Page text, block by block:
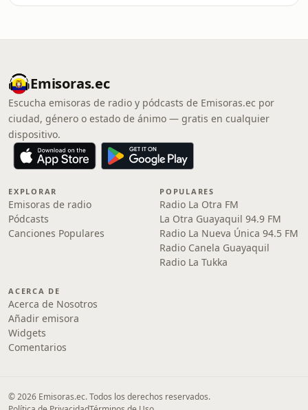
Emisoras.ec
Escucha emisoras de radio y pódcasts de Emisoras.ec por
ciudad, género o estado de ánimo — gratis en cualquier
dispositivo.
EXPLORAR
Emisoras de radio
Pódcasts
Canciones Populares
POPULARES
Radio La Otra FM
La Otra Guayaquil 94.9 FM
Radio La Nueva Única 94.5 FM
Radio Canela Guayaquil
Radio La Tukka
ACERCA DE
Acerca de Nosotros
Añadir emisora
Widgets
Comentarios
© 2026 Emisoras.ec. Todos los derechos reservados.